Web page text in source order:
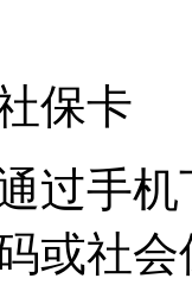
保卡
过手
或社